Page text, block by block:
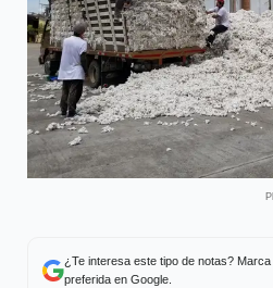
¿Te interesa este tipo de notas? Marca
preferida en Google.